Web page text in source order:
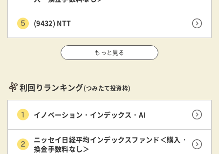
(9432) NTT
もっと見る
利回りランキング(つみたて投資枠)
イノベーション・インデックス・AI
ニッセイ日経平均インデックスファンド＜購入・
換金手数料なし＞